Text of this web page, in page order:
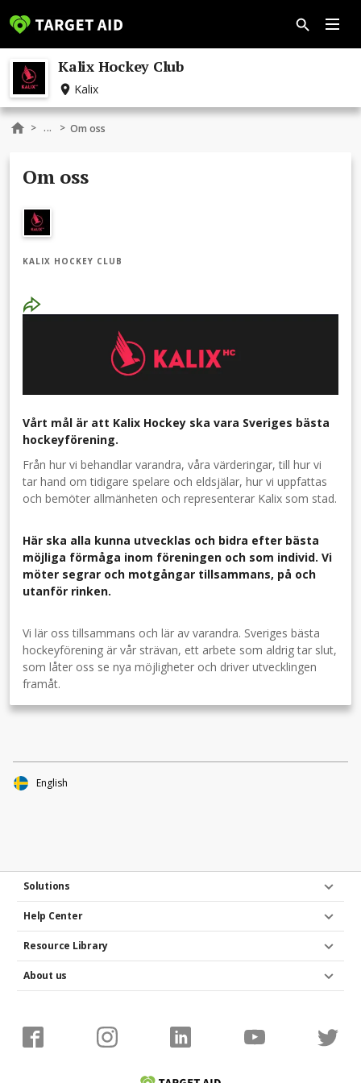
Kalix Hockey Club
Kalix
> ... > Om oss
Om oss
KALIX HOCKEY CLUB
Vårt mål är att Kalix Hockey ska vara Sveriges bästa
hockeyförening.
Från hur vi behandlar varandra, våra värderingar, till hur vi
tar hand om tidigare spelare och eldsjälar, hur vi uppfattas
och bemöter allmänheten och representerar Kalix som stad.
Här ska alla kunna utvecklas och bidra efter bästa
möjliga förmåga inom föreningen och som individ. Vi
möter segrar och motgångar tillsammans, på och
utanför rinken.
Vi lär oss tillsammans och lär av varandra. Sveriges bästa
hockeyförening är vår strävan, ett arbete som aldrig tar slut,
som låter oss se nya möjligheter och driver utvecklingen
framåt.
Solutions
Help Center
Resource Library
About us
English